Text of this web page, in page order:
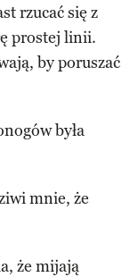
rzucać się z
prostej linii.
by poruszać
była
mnie, że
że mijają